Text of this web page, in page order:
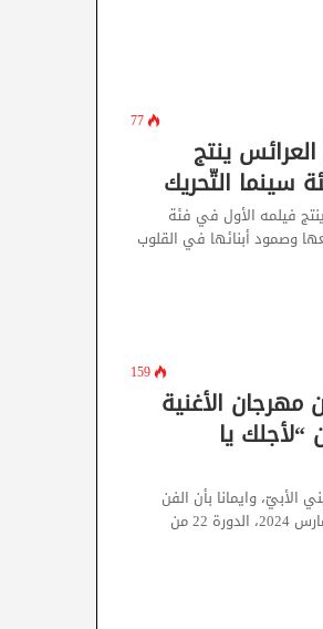
77
ينتج
سينما التّحريك
فيلمه الأول في فئة
وصمود أبنائها في القلوب
159
الدورة 22 من مهرجان الأغنية
“لأجلك يا
وايمانا بأن الفن
مقاومة افتتحت الخميس 14 مارس 2024، الدورة 22 من